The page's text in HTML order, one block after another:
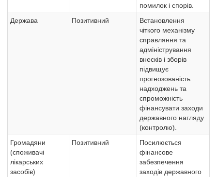
помилок і спорів.
Держава
Позитивний
Встановлення
чіткого механізму
справляння та
адміністрування
внесків і зборів
підвищує
прогнозованість
надходжень та
спроможність
фінансувати заходи
державного нагляду
(контролю).
Громадяни
(споживачі
лікарських
засобів)
Позитивний
Посилюється
фінансове
забезпечення
заходів державного